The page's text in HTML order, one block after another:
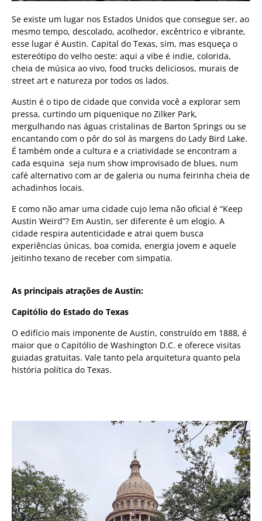
Se existe um lugar nos Estados Unidos que consegue ser, ao
mesmo tempo, descolado, acolhedor, excêntrico e vibrante,
esse lugar é Austin. Capital do Texas, sim, mas esqueça o
estereótipo do velho oeste: aqui a vibe é indie, colorida,
cheia de música ao vivo, food trucks deliciosos, murais de
street art e natureza por todos os lados.
Austin é o tipo de cidade que convida você a explorar sem
pressa, curtindo um piquenique no Zilker Park,
mergulhando nas águas cristalinas de Barton Springs ou se
encantando com o pôr do sol às margens do Lady Bird Lake.
É também onde a cultura e a criatividade se encontram a
cada esquina seja num show improvisado de blues, num
café alternativo com ar de galeria ou numa feirinha cheia de
achadinhos locais.
E como não amar uma cidade cujo lema não oficial é “Keep
Austin Weird”? Em Austin, ser diferente é um elogio. A
cidade respira autenticidade e atrai quem busca
experiências únicas, boa comida, energia jovem e aquele
jeitinho texano de receber com simpatia.
As principais atrações de Austin:
Capitólio do Estado do Texas
O edifício mais imponente de Austin, construído em 1888, é
maior que o Capitólio de Washington D.C. e oferece visitas
guiadas gratuitas. Vale tanto pela arquitetura quanto pela
história política do Texas.